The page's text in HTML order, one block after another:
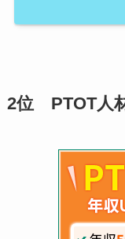
2位 PTOT人